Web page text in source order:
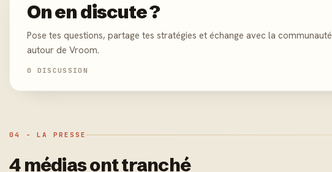
On en discute ?
Pose tes questions, partage tes stratégies et échange avec la communauté
autour de Vroom.
0 DISCUSSION
04 - LA PRESSE
4 médias ont tranché